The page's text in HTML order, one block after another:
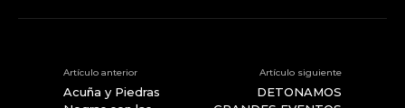
Artículo anterior
Acuña y Piedras
Artículo siguiente
DETONAMOS